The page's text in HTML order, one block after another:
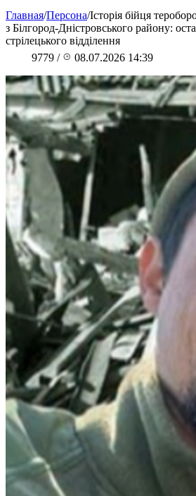
Главная/Персона/Історія бійця
з Білгород-Дністровського району:
стрілецького відділення
9779 / 08.07.2026 14:39